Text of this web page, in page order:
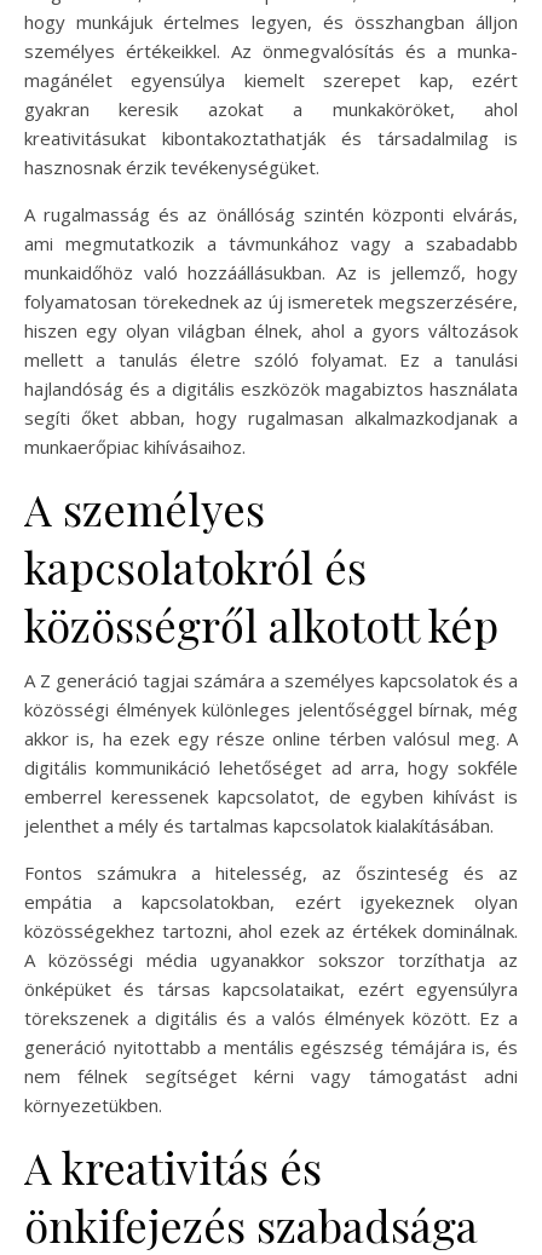
hogy munkájuk értelmes legyen, és összhangban álljon
személyes értékeikkel. Az önmegvalósítás és a munka-
magánélet egyensúlya kiemelt szerepet kap, ezért
gyakran keresik azokat a munkaköröket, ahol
kreativitásukat kibontakoztathatják és társadalmilag is
hasznosnak érzik tevékenységüket.
A rugalmasság és az önállóság szintén központi elvárás,
ami megmutatkozik a távmunkához vagy a szabadabb
munkaidőhöz való hozzáállásukban. Az is jellemző, hogy
folyamatosan törekednek az új ismeretek megszerzésére,
hiszen egy olyan világban élnek, ahol a gyors változások
mellett a tanulás életre szóló folyamat. Ez a tanulási
hajlandóság és a digitális eszközök magabiztos használata
segíti őket abban, hogy rugalmasan alkalmazkodjanak a
munkaerőpiac kihívásaihoz.
A személyes
kapcsolatokról és
közösségről alkotott kép
A Z generáció tagjai számára a személyes kapcsolatok és a
közösségi élmények különleges jelentőséggel bírnak, még
akkor is, ha ezek egy része online térben valósul meg. A
digitális kommunikáció lehetőséget ad arra, hogy sokféle
emberrel keressenek kapcsolatot, de egyben kihívást is
jelenthet a mély és tartalmas kapcsolatok kialakításában.
Fontos számukra a hitelesség, az őszinteség és az
empátia a kapcsolatokban, ezért igyekeznek olyan
közösségekhez tartozni, ahol ezek az értékek dominálnak.
A közösségi média ugyanakkor sokszor torzíthatja az
önképüket és társas kapcsolataikat, ezért egyensúlyra
törekszenek a digitális és a valós élmények között. Ez a
generáció nyitottabb a mentális egészség témájára is, és
nem félnek segítséget kérni vagy támogatást adni
környezetükben.
A kreativitás és
önkifejezés szabadsága